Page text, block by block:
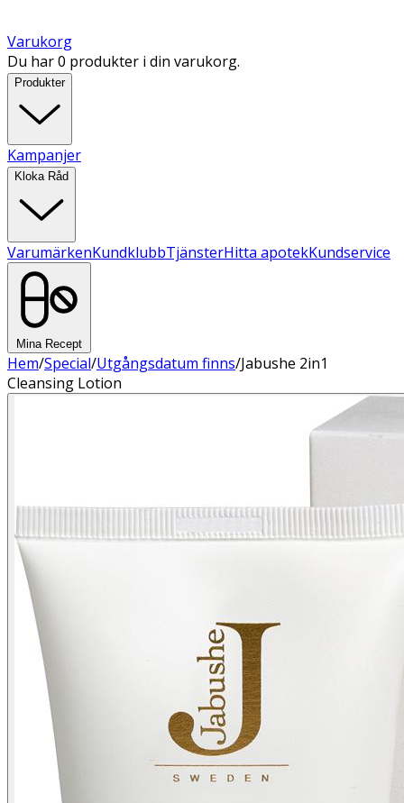
Varukorg
Du har 0 produkter i din varukorg.
Produkter
Kampanjer
Kloka Råd
VarumärkenKundklubbTjänsterHitta apotekKundservice
Mina Recept
Hem/Special/Utgångsdatum finns/Jabushe 2in1
Cleansing Lotion